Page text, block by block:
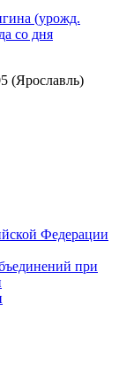
(урожд.
со дня
(Ярославль)
Федерации
при